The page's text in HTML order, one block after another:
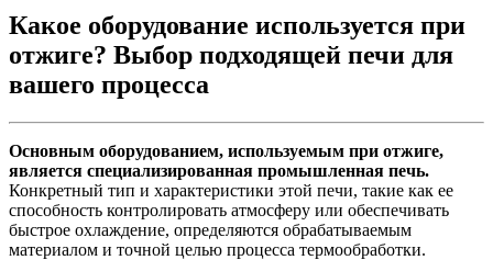
Какое оборудование используется при
отжиге? Выбор подходящей печи для
вашего процесса
Основным оборудованием, используемым при отжиге,
является специализированная промышленная печь.
Конкретный тип и характеристики этой печи, такие как ее
способность контролировать атмосферу или обеспечивать
быстрое охлаждение, определяются обрабатываемым
материалом и точной целью процесса термообработки.